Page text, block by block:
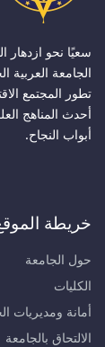
سعيًا نحو ازدهار
الجامعة العربية
تطور المجتمع
أحدث المناهج
أبواب النجاح.
خريطة
حول الجامعة
الكليات
أمانة ومديريات
الالتحاق بالجامعة